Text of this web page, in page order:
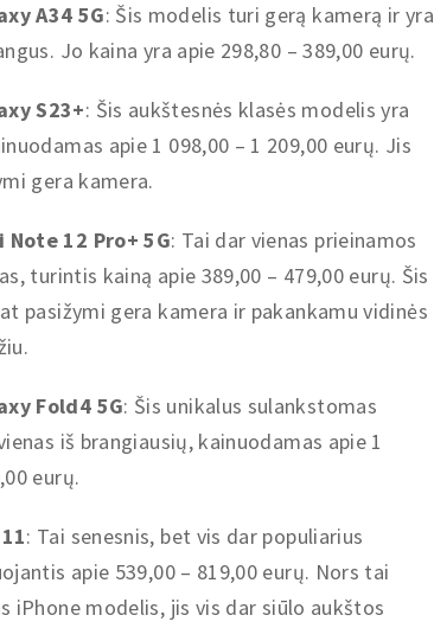
A34 5G: Šis modelis turi gerą kamerą ir yra
Jo kaina yra apie 298,80 – 389,00 eurų.
S23+: Šis aukštesnės klasės modelis yra
apie 1 098,00 – 1 209,00 eurų. Jis
gera kamera.
Note 12 Pro+ 5G: Tai dar vienas prieinamos
turintis kainą apie 389,00 – 479,00 eurų. Šis
pasižymi gera kamera ir pakankamu vidinės
Fold4 5G: Šis unikalus sulankstomas
iš brangiausių, kainuodamas apie 1
eurų.
: Tai senesnis, bet vis dar populiarius
apie 539,00 – 819,00 eurų. Nors tai
iPhone modelis, jis vis dar siūlo aukštos